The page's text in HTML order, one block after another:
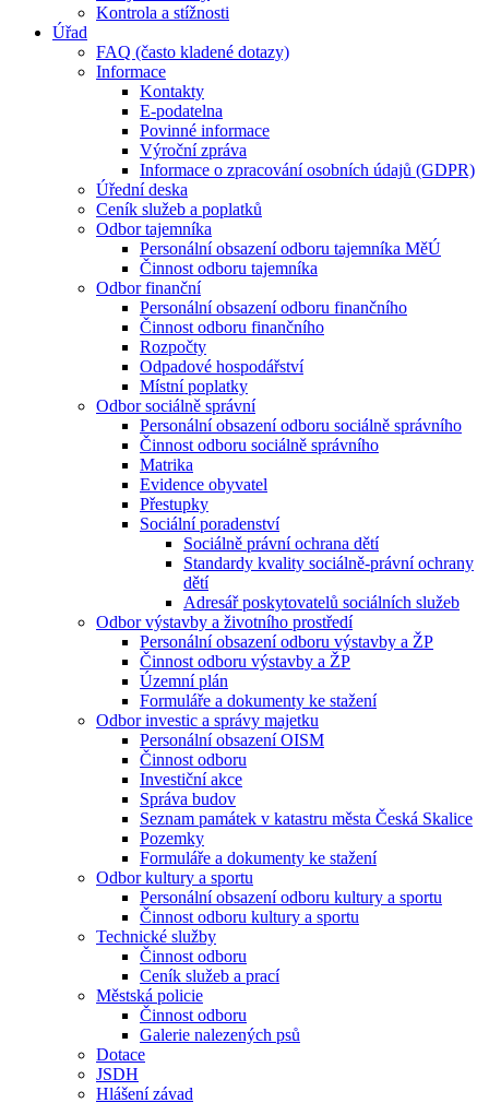
Kontrola a stížnosti
Úřad
FAQ (často kladené dotazy)
Informace
Kontakty
E-podatelna
Povinné informace
Výroční zpráva
Informace o zpracování osobních údajů (GDPR)
Úřední deska
Ceník služeb a poplatků
Odbor tajemníka
Personální obsazení odboru tajemníka MěÚ
Činnost odboru tajemníka
Odbor finanční
Personální obsazení odboru finančního
Činnost odboru finančního
Rozpočty
Odpadové hospodářství
Místní poplatky
Odbor sociálně správní
Personální obsazení odboru sociálně správního
Činnost odboru sociálně správního
Matrika
Evidence obyvatel
Přestupky
Sociální poradenství
Sociálně právní ochrana dětí
Standardy kvality sociálně-právní ochrany
dětí
Adresář poskytovatelů sociálních služeb
Odbor výstavby a životního prostředí
Personální obsazení odboru výstavby a ŽP
Činnost odboru výstavby a ŽP
Územní plán
Formuláře a dokumenty ke stažení
Odbor investic a správy majetku
Personální obsazení OISM
Činnost odboru
Investiční akce
Správa budov
Seznam památek v katastru města Česká Skalice
Pozemky
Formuláře a dokumenty ke stažení
Odbor kultury a sportu
Personální obsazení odboru kultury a sportu
Činnost odboru kultury a sportu
Technické služby
Činnost odboru
Ceník služeb a prací
Městská policie
Činnost odboru
Galerie nalezených psů
Dotace
JSDH
Hlášení závad